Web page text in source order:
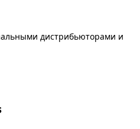
дистрибьюторами и